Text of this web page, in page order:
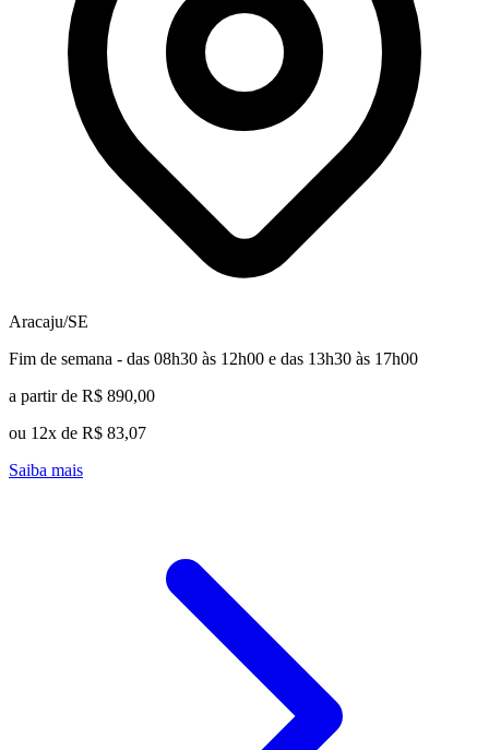
Aracaju/SE
Fim de semana - das 08h30 às 12h00 e das 13h30 às 17h00
a partir de R$ 890,00
ou 12x de R$ 83,07
Saiba mais